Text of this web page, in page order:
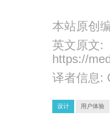
本站原创
英文原文:
https://
译者信息:
设计 用户体验